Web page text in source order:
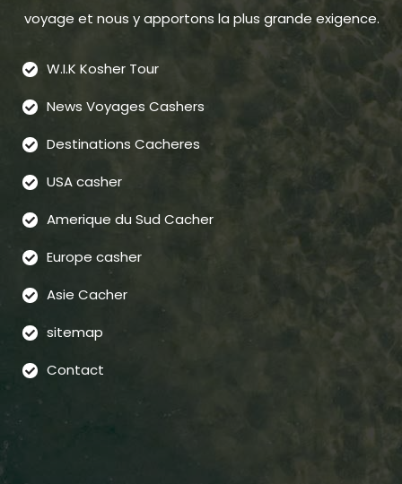
voyage et nous y apportons la plus grande exigence.
W.I.K Kosher Tour
News Voyages Cashers
Destinations Cacheres
USA casher
Amerique du Sud Cacher
Europe casher
Asie Cacher
sitemap
Contact